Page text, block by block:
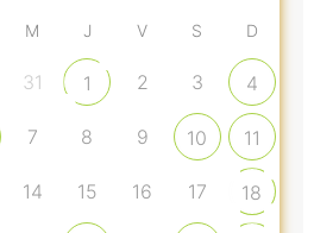
M J V S D
31 1 2 3 4
7 8 9 10 11
14 15 16 17 18